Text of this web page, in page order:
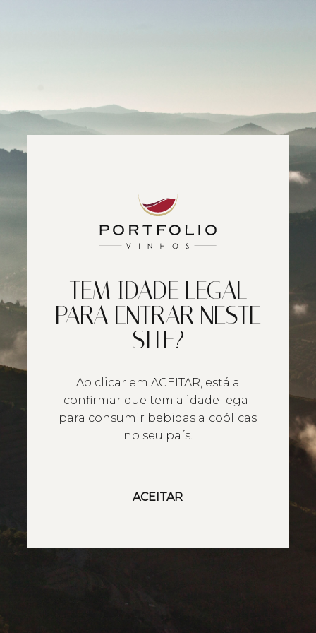
TEM IDADE LEGAL
PARA ENTRAR NESTE
SITE?
Ao clicar em ACEITAR, está a
confirmar que tem a idade legal
para consumir bebidas alcoólicas
no seu país.
ACEITAR